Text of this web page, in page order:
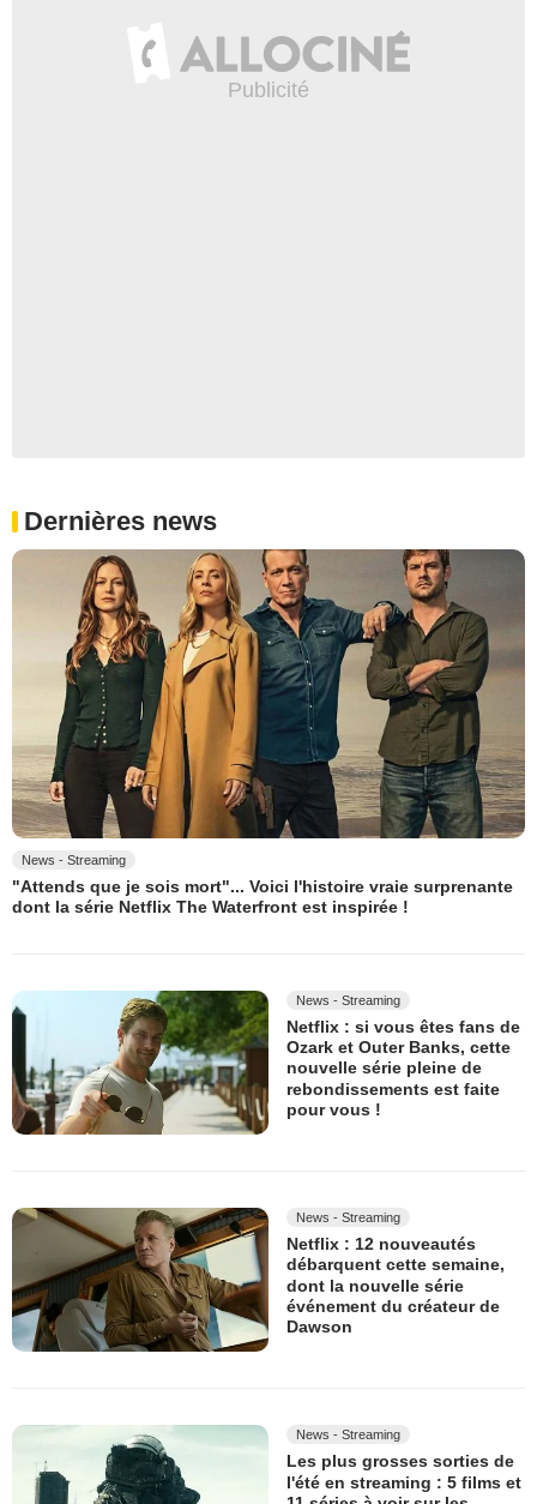
Dernières news
News - Streaming
"Attends que je sois mort"... Voici l'histoire vraie surprenante
dont la série Netflix The Waterfront est inspirée !
News - Streaming
Netflix : si vous êtes fans de
Ozark et Outer Banks, cette
nouvelle série pleine de
rebondissements est faite
pour vous !
News - Streaming
Netflix : 12 nouveautés
débarquent cette semaine,
dont la nouvelle série
événement du créateur de
Dawson
News - Streaming
Les plus grosses sorties de
l'été en streaming : 5 films et